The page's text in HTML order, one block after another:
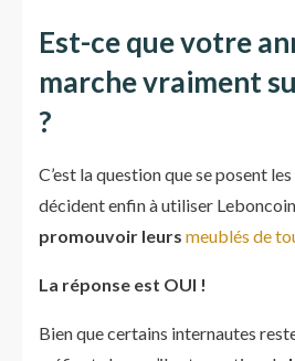
Est-ce que votre
marche vraiment
?
C’est la question que se posent
décident enfin à utiliser
promouvoir leurs meublés de
La réponse est OUI !
Bien que certains internautes